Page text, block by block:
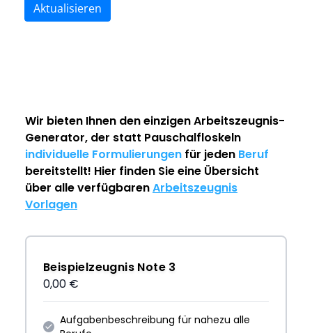
Aktualisieren
Wir bieten Ihnen den einzigenArbeitszeugnis-
Generator, der statt Pauschalfloskeln
individuelle Formulierungen für jeden Beruf
bereitstellt! Hier finden Sie eine Übersicht
über alle verfügbarenArbeitszeugnis
Vorlagen
Beispielzeugnis Note 3
0,00 €
Aufgabenbeschreibung für nahezu alle